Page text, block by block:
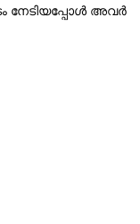
നേടിയപ്പോൾ അവർ